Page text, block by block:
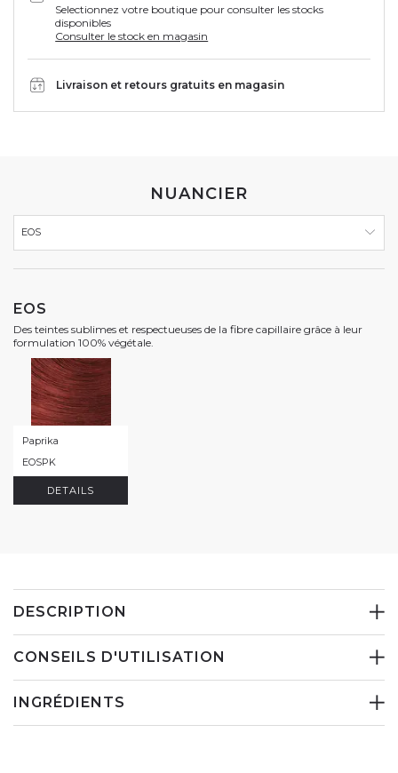
Selectionnez votre boutique pour consulter les stocks
disponibles
Consulter le stock en magasin
Livraison et retours gratuits en magasin
NUANCIER
EOS
EOS
Des teintes sublimes et respectueuses de la fibre capillaire grâce à leur
formulation 100% végétale.
Paprika
EOSPK
DETAILS
DESCRIPTION
CONSEILS D'UTILISATION
INGRÉDIENTS